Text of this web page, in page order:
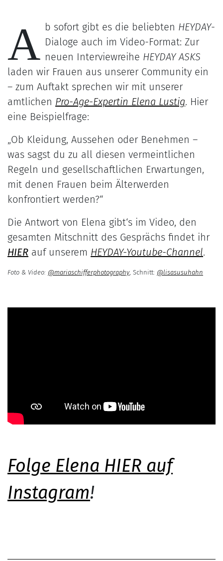
A b sofort gibt es die beliebten HEYDAY-
Dialoge auch im Video-Format: Zur
neuen Interviewreihe HEYDAY ASKS
laden wir Frauen aus unserer Community ein
– zum Auftakt sprechen wir mit unserer
amtlichen Pro-Age-Expertin Elena Lustig. Hier
eine Beispielfrage:
„Ob Kleidung, Aussehen oder Benehmen –
was sagst du zu all diesen vermeintlichen
Regeln und gesellschaftlichen Erwartungen,
mit denen Frauen beim Älterwerden
konfrontiert werden?“
Die Antwort von Elena gibt‘s im Video, den
gesamten Mitschnitt des Gesprächs findet ihr
HIER auf unserem HEYDAY-Youtube-Channel.
Foto & Video: @mariaschifferphotography, Schnitt: @lisasusuhahn
Folge Elena HIER auf
Instagram!